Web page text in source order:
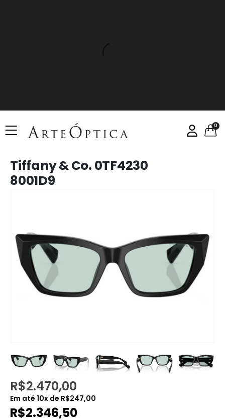
0
Tiffany & Co. 0TF4230
8001D9
R$2.470,00
Em até 10x de R$247,00
R$2.346,50